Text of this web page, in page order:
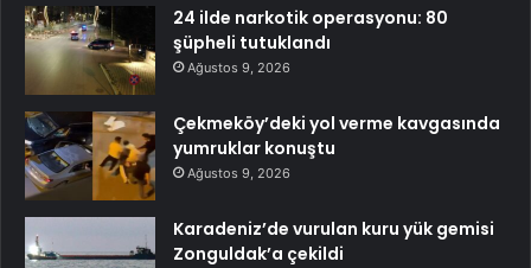
24 ilde narkotik operasyonu: 80
şüpheli tutuklandı
Ağustos 9, 2026
Çekmeköy’deki yol verme kavgasında
yumruklar konuştu
Ağustos 9, 2026
Karadeniz’de vurulan kuru yük gemisi
Zonguldak’a çekildi